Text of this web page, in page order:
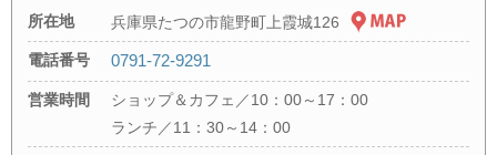
所在地 兵庫県たつの市龍野町上霞城126
電話番号 0791-72-9291
営業時間
ショップ＆カフェ／10：00～17：00
ランチ／11：30～14：00